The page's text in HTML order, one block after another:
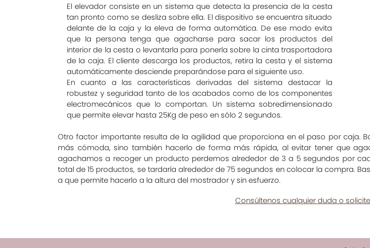
El elevador consiste en un sistema que detecta la presencia de la cesta
tan pronto como se desliza sobre ella. El dispositivo se encuentra situado
delante de la caja y la eleva de forma automática. De ese modo evita
que la persona tenga que agacharse para sacar los productos del
interior de la cesta o levantarla para ponerla sobre la cinta trasportadora
de la caja. El cliente descarga los productos, retira la cesta y el sistema
automáticamente desciende preparándose para el siguiente uso.
En cuanto a las características derivadas del sistema destacar la
robustez y seguridad tanto de los acabados como de los componentes
electromecánicos que lo comportan. Un sistema sobredimensionado
que permite elevar hasta 25Kg de peso en sólo 2 segundos.
Otro factor importante resulta de la agilidad que proporciona en el paso por caja.
más cómoda, sino también hacerlo de forma más rápida, al evitar tener que
agachamos a recoger un producto perdemos alrededor de 3 a 5 segundos por
total de 15 productos, se tardaría alrededor de 75 segundos en colocar la compra.
a que permite hacerlo a la altura del mostrador y sin esfuerzo.
Consúltenos cualquier duda o